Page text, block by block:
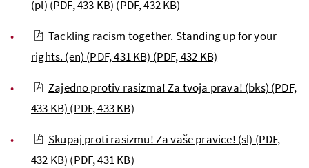
(pl) (PDF, 433 KB) (PDF, 432 KB)
Tackling racism together. Standing up for your
rights. (en) (PDF, 431 KB) (PDF, 432 KB)
Zajedno protiv rasizma! Za tvoja prava! (bks) (PDF,
433 KB) (PDF, 433 KB)
Skupaj proti rasizmu! Za vaše pravice! (sl) (PDF,
432 KB) (PDF, 431 KB)